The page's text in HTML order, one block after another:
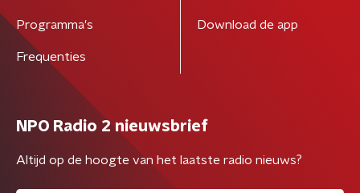
Programma's
Frequenties
Download de app
NPO Radio 2 nieuwsbrief
Altijd op de hoogte van het laatste radio nieuws?